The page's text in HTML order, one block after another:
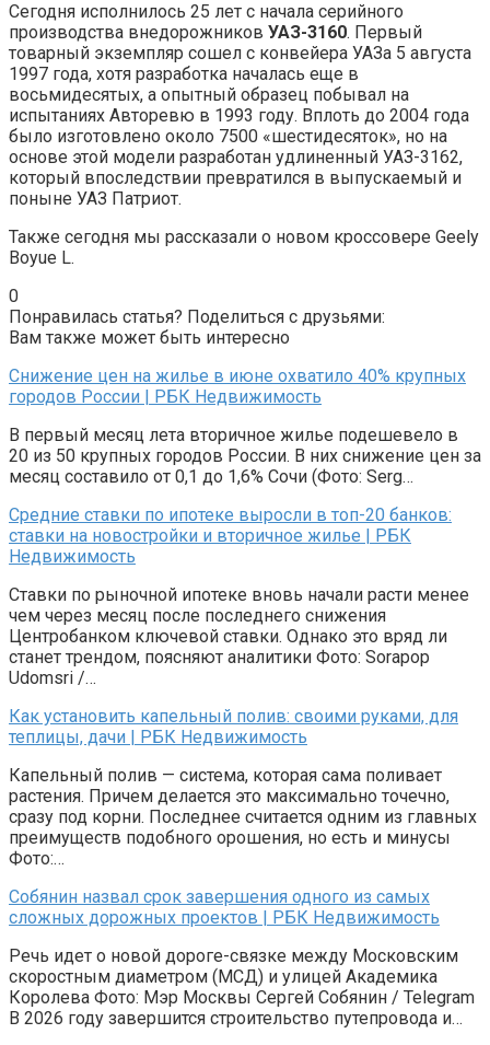
Сегодня исполнилось 25 лет с начала серийного
производства внедорожников УАЗ-3160. Первый
товарный экземпляр сошел с конвейера УАЗа 5 августа
1997 года, хотя разработка началась еще в
восьмидесятых, а опытный образец побывал на
испытаниях Авторевю в 1993 году. Вплоть до 2004 года
было изготовлено около 7500 «шестидесяток», но на
основе этой модели разработан удлиненный УАЗ-3162,
который впоследствии превратился в выпускаемый и
поныне УАЗ Патриот.
Также сегодня мы рассказали о новом кроссовере Geely
Boyue L.
0
Понравилась статья? Поделиться с друзьями:
Вам также может быть интересно
Снижение цен на жилье в июне охватило 40% крупных
городов России | РБК Недвижимость
В первый месяц лета вторичное жилье подешевело в
20 из 50 крупных городов России. В них снижение цен за
месяц составило от 0,1 до 1,6% Сочи (Фото: Serg…
Средние ставки по ипотеке выросли в топ-20 банков:
ставки на новостройки и вторичное жилье | РБК
Недвижимость
Ставки по рыночной ипотеке вновь начали расти менее
чем через месяц после последнего снижения
Центробанком ключевой ставки. Однако это вряд ли
станет трендом, поясняют аналитики Фото: Sorapop
Udomsri /…
Как установить капельный полив: своими руками, для
теплицы, дачи | РБК Недвижимость
Капельный полив — система, которая сама поливает
растения. Причем делается это максимально точечно,
сразу под корни. Последнее считается одним из главных
преимуществ подобного орошения, но есть и минусы
Фото:…
Собянин назвал срок завершения одного из самых
сложных дорожных проектов | РБК Недвижимость
Речь идет о новой дороге-связке между Московским
скоростным диаметром (МСД) и улицей Академика
Королева Фото: Мэр Москвы Сергей Собянин / Telegram
В 2026 году завершится строительство путепровода и…